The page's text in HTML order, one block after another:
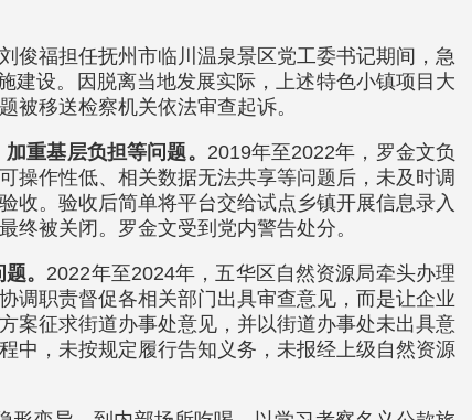
刘俊福担任抚州市临川温泉景区党工委书记期间，急
建设。因脱离当地发展实际，上述特色小镇项目大
被移送检察机关依法审查起诉。
重基层负担等问题。 2019年至2022年，罗金文负
操作性低、相关数据无法共享等问题后，未及时调
收。验收后简单将平台交给试点乡镇开展信息录入
被关闭。罗金文受到党内警告处分。
。 2022年至2024年，五华区自然资源局牵头办理
调职责督促各相关部门出具审查意见，而是让企业
案征求街道办事处意见，并以街道办事处未出具意
中，未按规定履行告知义务，未报经上级自然资源